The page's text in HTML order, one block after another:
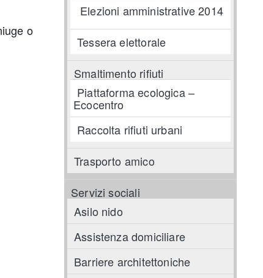
o
Elezioni amministrative 2014
Tessera elettorale
Smaltimento rifiuti
Piattaforma ecologica –
Ecocentro
Raccolta rifiuti urbani
Trasporto amico
Servizi sociali
Asilo nido
Assistenza domiciliare
Barriere architettoniche